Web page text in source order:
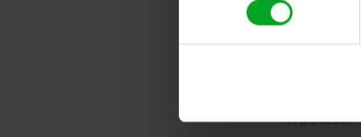
Dé
Voor
Als particulier